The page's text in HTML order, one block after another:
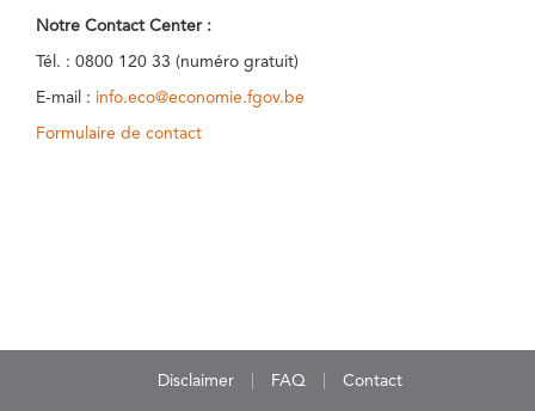
Notre Contact Center :
Tél. : 0800 120 33 (numéro gratuit)
E-mail : info.eco@economie.fgov.be
Formulaire de contact
Disclaimer FAQ Contact